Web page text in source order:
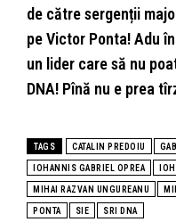
de către sergenții
pe Victor Ponta! Adu
un lider care să nu
DNA! Pînă nu e prea
TAGS CATALIN PREDOIU
IOHANNIS GABRIEL OPREA
MIHAI RAZVAN UNGUREANU
PONTA SIE SRI DNA